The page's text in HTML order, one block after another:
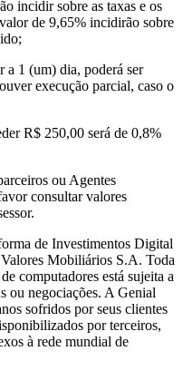
incidir sobre as taxas e os
de 9,65% incidirão sobre
a 1 (um) dia, poderá ser
execução parcial, caso o
R$ 250,00 será de 0,8%
ou Agentes
consultar valores
de Investimentos Digital
Mobiliários S.A. Toda
computadores está sujeita a
ou negociações. A Genial
sofridos por seus clientes
por terceiros,
à rede mundial de